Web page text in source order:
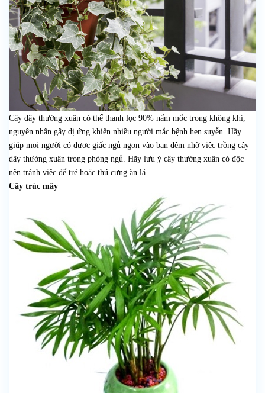
Cây dây thường xuân có thể thanh lọc 90% nấm mốc trong không khí,
nguyên nhân gây dị ứng khiến nhiều người mắc bệnh hen suyễn. Hãy
giúp mọi người có được giấc ngủ ngon vào ban đêm nhờ việc trồng cây
dây thường xuân trong phòng ngủ. Hãy lưu ý cây thường xuân có độc
nên tránh việc để trẻ hoặc thú cưng ăn lá.
Cây trúc mây